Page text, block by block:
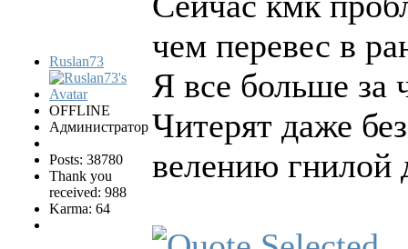
Ruslan73
OFFLINE
Администратор
Posts: 38780
Thank you
received: 988
Karma: 64
чем перевес в
Я все больше за
Читерят даже
велению гнилой